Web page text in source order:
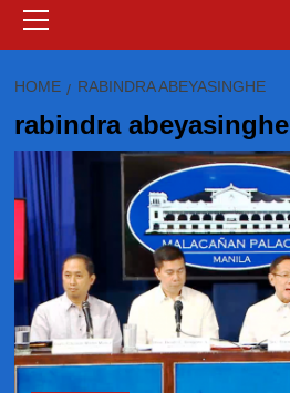
Menu
HOME RABINDRA ABEYASINGHE
rabindra abeyasinghe